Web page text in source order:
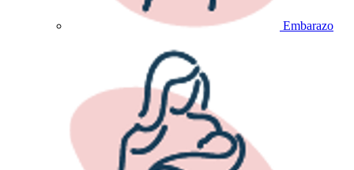
Embarazo